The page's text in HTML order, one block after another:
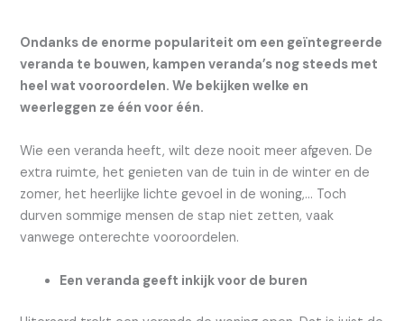
Ondanks de enorme populariteit om een geïntegreerde
veranda te bouwen, kampen veranda’s nog steeds met
heel wat vooroordelen. We bekijken welke en
weerleggen ze één voor één.
Wie een veranda heeft, wilt deze nooit meer afgeven. De
extra ruimte, het genieten van de tuin in de winter en de
zomer, het heerlijke lichte gevoel in de woning,… Toch
durven sommige mensen de stap niet zetten, vaak
vanwege onterechte vooroordelen.
Een veranda geeft inkijk voor de buren